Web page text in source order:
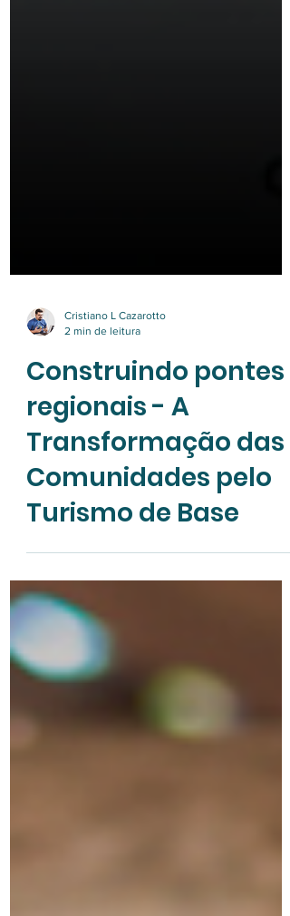
Cristiano L Cazarotto
2 min de leitura
Construindo pontes
regionais - A
Transformação das
Comunidades pelo
Turismo de Base